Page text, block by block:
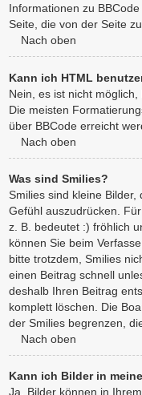
Informationen zu
Seite, die von der Seite
Nach oben
Kann ich HTML
Nein, es ist nicht
Die meisten
über BBCode erreicht
Nach oben
Was sind Smilies?
Smilies sind kleine
Gefühl auszudrücken.
z. B. bedeutet :) fröhlich
können Sie beim
bitte trotzdem, Smilies
einen Beitrag schnell
deshalb Ihren Beitrag
komplett löschen. Die
der Smilies begrenzen,
Nach oben
Kann ich Bilder in
Ja, Bilder können in